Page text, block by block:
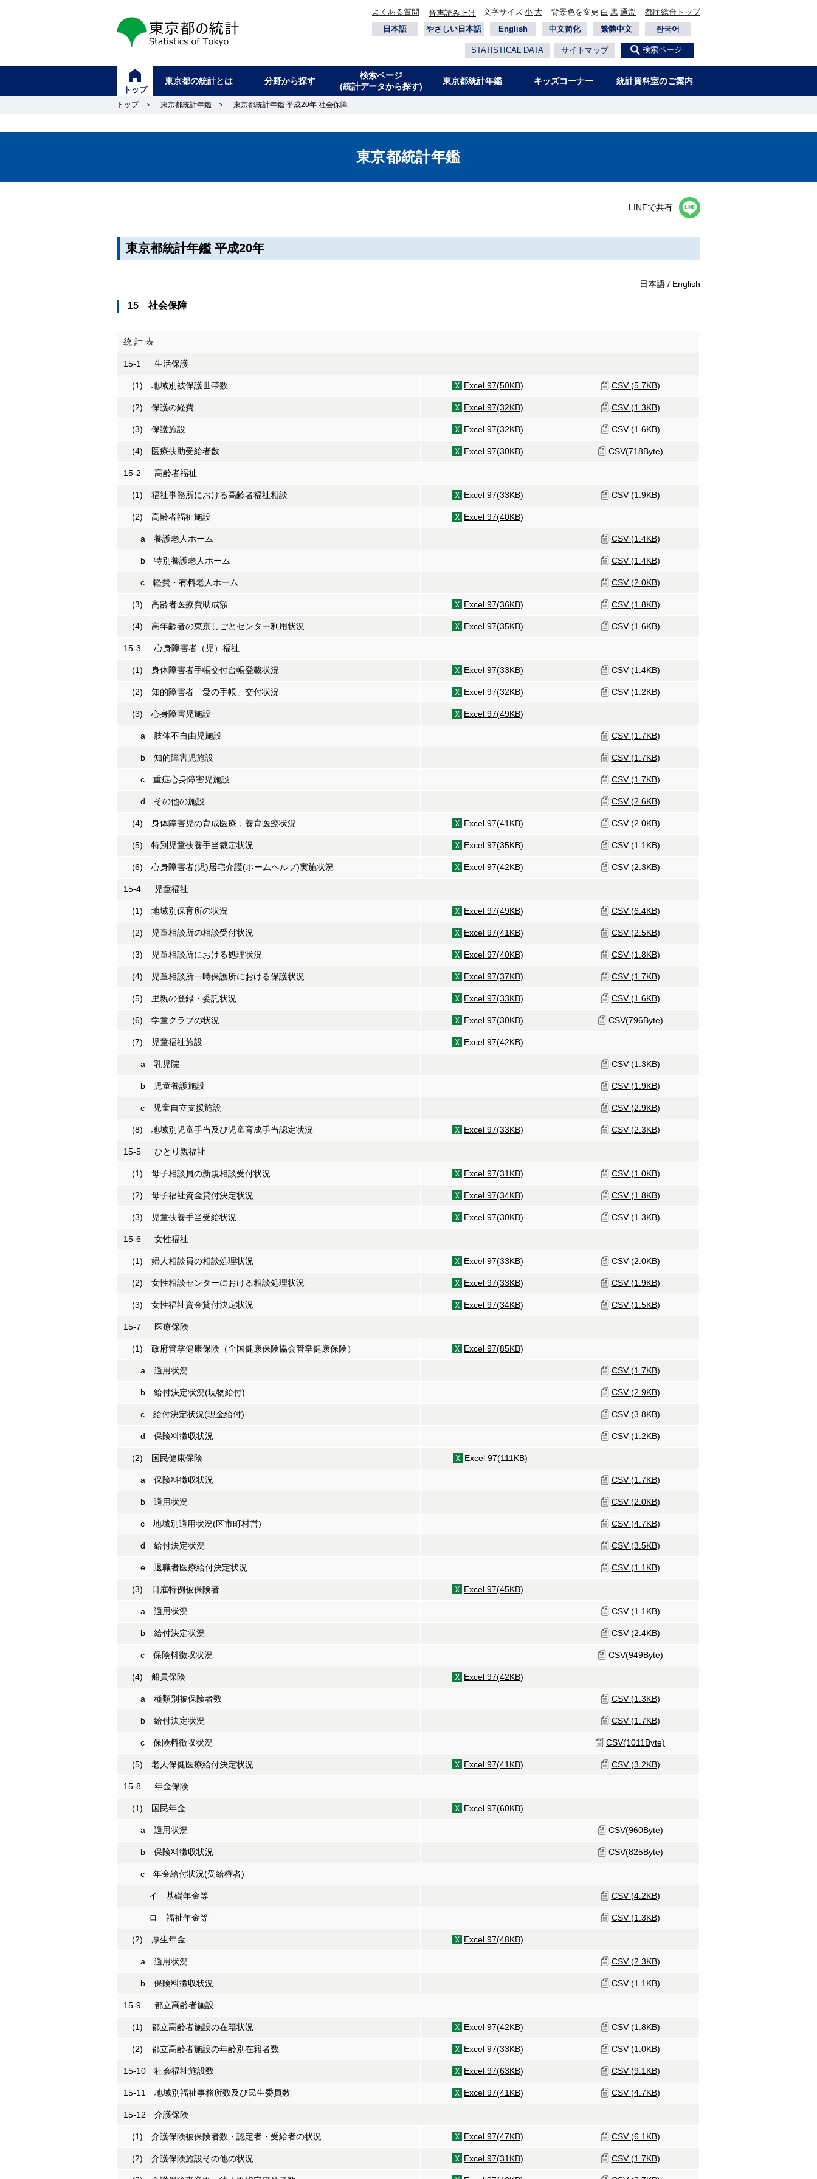
東京都の統計
よくある質問 音声読み上げ 文字サイズ 小 大 背景色を変更 白 黒 通常
都庁総合トップ
日本語
やさしい日本語 English 中文简化 繁體中文 한국어
STATISTICAL DATA サイトマップ 検索ページ
トップ
東京都の統計とは 分野から探す
検索ページ
(統計データから探す)
東京都統計年鑑 キッズコーナー 統計資料室のご案内
トップ ＞ 東京都統計年鑑 ＞ 東京都統計年鑑 平成20年 社会保障
東京都統計年鑑
LINEで共有
東京都統計年鑑 平成20年
日本語 / English
15 社会保障
統 計 表
15-1 生活保護
(1) 地域別被保護世帯数 Excel 97(50KB) CSV (5.7KB)
(2) 保護の経費 Excel 97(32KB) CSV (1.3KB)
(3) 保護施設 Excel 97(32KB) CSV (1.6KB)
(4) 医療扶助受給者数 Excel 97(30KB) CSV(718Byte)
15-2 高齢者福祉
(1) 福祉事務所における高齢者福祉相談 Excel 97(33KB) CSV (1.9KB)
(2) 高齢者福祉施設 Excel 97(40KB)
a 養護老人ホーム CSV (1.4KB)
b 特別養護老人ホーム CSV (1.4KB)
c 軽費・有料老人ホーム CSV (2.0KB)
(3) 高齢者医療費助成額 Excel 97(36KB) CSV (1.8KB)
(4) 高年齢者の東京しごとセンター利用状況 Excel 97(35KB) CSV (1.6KB)
15-3 心身障害者（児）福祉
(1) 身体障害者手帳交付台帳登載状況 Excel 97(33KB) CSV (1.4KB)
(2) 知的障害者「愛の手帳」交付状況 Excel 97(32KB) CSV (1.2KB)
(3) 心身障害児施設 Excel 97(49KB)
a 肢体不自由児施設 CSV (1.7KB)
b 知的障害児施設 CSV (1.7KB)
c 重症心身障害児施設 CSV (1.7KB)
d その他の施設 CSV (2.6KB)
(4) 身体障害児の育成医療，養育医療状況 Excel 97(41KB) CSV (2.0KB)
(5) 特別児童扶養手当裁定状況 Excel 97(35KB) CSV (1.1KB)
(6) 心身障害者(児)居宅介護(ホームヘルプ)実施状況 Excel 97(42KB) CSV (2.3KB)
15-4 児童福祉
(1) 地域別保育所の状況 Excel 97(49KB) CSV (6.4KB)
(2) 児童相談所の相談受付状況 Excel 97(41KB) CSV (2.5KB)
(3) 児童相談所における処理状況 Excel 97(40KB) CSV (1.8KB)
(4) 児童相談所一時保護所における保護状況 Excel 97(37KB) CSV (1.7KB)
(5) 里親の登録・委託状況 Excel 97(33KB) CSV (1.6KB)
(6) 学童クラブの状況 Excel 97(30KB) CSV(796Byte)
(7) 児童福祉施設 Excel 97(42KB)
a 乳児院 CSV (1.3KB)
b 児童養護施設 CSV (1.9KB)
c 児童自立支援施設 CSV (2.9KB)
(8) 地域別児童手当及び児童育成手当認定状況 Excel 97(33KB) CSV (2.3KB)
15-5 ひとり親福祉
(1) 母子相談員の新規相談受付状況 Excel 97(31KB) CSV (1.0KB)
(2) 母子福祉資金貸付決定状況 Excel 97(34KB) CSV (1.8KB)
(3) 児童扶養手当受給状況 Excel 97(30KB) CSV (1.3KB)
15-6 女性福祉
(1) 婦人相談員の相談処理状況 Excel 97(33KB) CSV (2.0KB)
(2) 女性相談センターにおける相談処理状況 Excel 97(33KB) CSV (1.9KB)
(3) 女性福祉資金貸付決定状況 Excel 97(34KB) CSV (1.5KB)
15-7 医療保険
(1) 政府管掌健康保険（全国健康保険協会管掌健康保険） Excel 97(85KB)
a 適用状況 CSV (1.7KB)
b 給付決定状況(現物給付) CSV (2.9KB)
c 給付決定状況(現金給付) CSV (3.8KB)
d 保険料徴収状況 CSV (1.2KB)
(2) 国民健康保険 Excel 97(111KB)
a 保険料徴収状況 CSV (1.7KB)
b 適用状況 CSV (2.0KB)
c 地域別適用状況(区市町村営) CSV (4.7KB)
d 給付決定状況 CSV (3.5KB)
e 退職者医療給付決定状況 CSV (1.1KB)
(3) 日雇特例被保険者 Excel 97(45KB)
a 適用状況 CSV (1.1KB)
b 給付決定状況 CSV (2.4KB)
c 保険料徴収状況 CSV(949Byte)
(4) 船員保険 Excel 97(42KB)
a 種類別被保険者数 CSV (1.3KB)
b 給付決定状況 CSV (1.7KB)
c 保険料徴収状況 CSV(1011Byte)
(5) 老人保健医療給付決定状況 Excel 97(41KB) CSV (3.2KB)
15-8 年金保険
(1) 国民年金 Excel 97(60KB)
a 適用状況 CSV(960Byte)
b 保険料徴収状況 CSV(825Byte)
c 年金給付状況(受給権者)
イ 基礎年金等 CSV (4.2KB)
ロ 福祉年金等 CSV (1.3KB)
(2) 厚生年金 Excel 97(48KB)
a 適用状況 CSV (2.3KB)
b 保険料徴収状況 CSV (1.1KB)
15-9 都立高齢者施設
(1) 都立高齢者施設の在籍状況 Excel 97(42KB) CSV (1.8KB)
(2) 都立高齢者施設の年齢別在籍者数 Excel 97(33KB) CSV (1.0KB)
15-10 社会福祉施設数 Excel 97(63KB) CSV (9.1KB)
15-11 地域別福祉事務所数及び民生委員数 Excel 97(41KB) CSV (4.7KB)
15-12 介護保険
(1) 介護保険被保険者数・認定者・受給者の状況 Excel 97(47KB) CSV (6.1KB)
(2) 介護保険施設その他の状況 Excel 97(31KB) CSV (1.7KB)